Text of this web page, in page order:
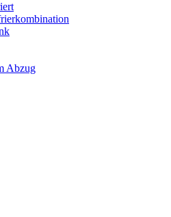
Abzug